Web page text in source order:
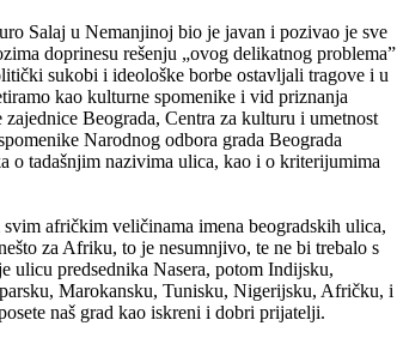
Salaj u Nemanjinoj bio je javan i pozivao je sve
doprinesu rešenju „ovog delikatnog problema”
sukobi i ideološke borbe ostavljali tragove i u
kao kulturne spomenike i vid priznanja
Beograda, Centra za kulturu i umetnost
Narodnog odbora grada Beograda
o tadašnjim nazivima ulica, kao i o kriterijumima
afričkim veličinama imena beogradskih ulica,
za Afriku, to je nesumnjivo, te ne bi trebalo s
ulicu predsednika Nasera, potom Indijsku,
Marokansku, Tunisku, Nigerijsku, Afričku, i
naš grad kao iskreni i dobri prijatelji.